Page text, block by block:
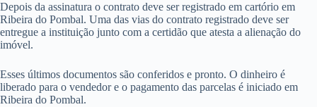
Depois da assinatura o contrato deve ser registrado em cartório em
Ribeira do Pombal. Uma das vias do contrato registrado deve ser
entregue a instituição junto com a certidão que atesta a alienação do
imóvel.
Esses últimos documentos são conferidos e pronto. O dinheiro é
liberado para o vendedor e o pagamento das parcelas é iniciado em
Ribeira do Pombal.